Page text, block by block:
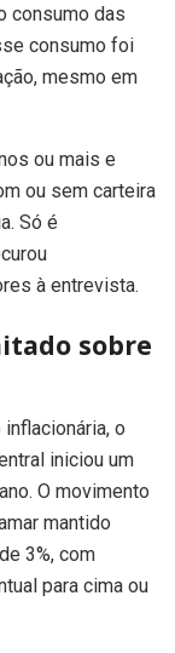
consumo das
consumo foi
mesmo em
ou mais e
ou sem carteira
Só é
à entrevista.
sobre
o
iniciou um
O movimento
mantido
3%, com
para cima ou